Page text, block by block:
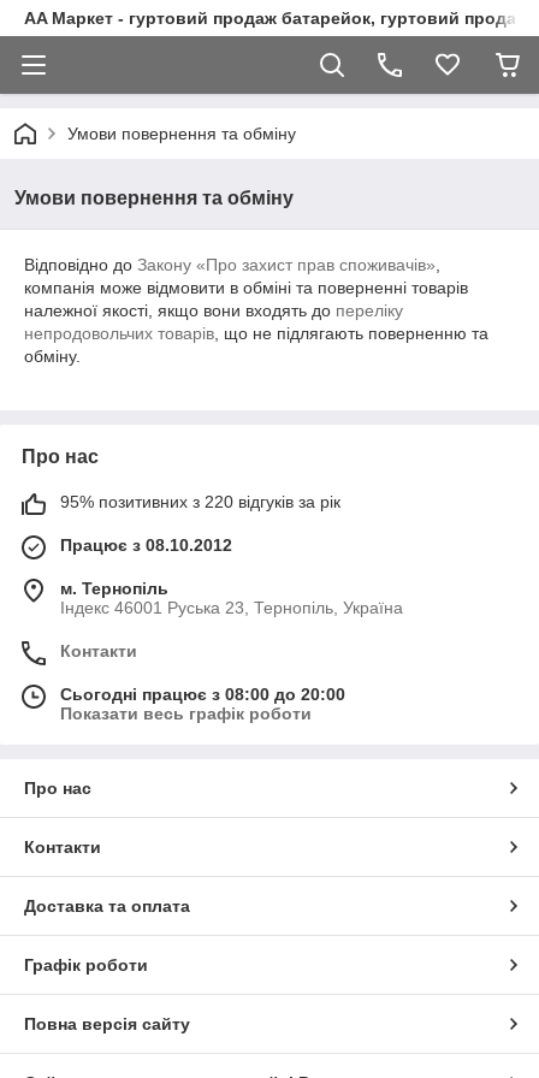
AA Маркет - гуртовий продаж батарейок, гуртовий продаж
Умови повернення та обміну
Умови повернення та обміну
Відповідно до Закону «Про захист прав споживачів»
компанія може відмовити в обміні та поверненні товарів
належної якості, якщо вони входять до переліку
непродовольчих товарів , що не підлягають поверненню та
обміну.
Про нас
95% позитивних з 220 відгуків за рік
Працює з 08.10.2012
м. Тернопіль
Індекс 46001 Руська 23, Тернопіль, Україна
Контакти
Сьогодні працює з 08:00 до 20:00
Показати весь графік роботи
Про нас
Контакти
Доставка та оплата
Графік роботи
Повна версія сайту